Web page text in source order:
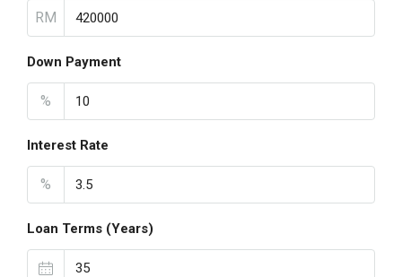
RM
Down Payment
%
Interest Rate
%
Loan Terms (Years)